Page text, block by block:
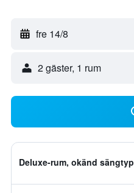
fre 14/8
2 gäster, 1 rum
Deluxe-rum, okänd sängtyp